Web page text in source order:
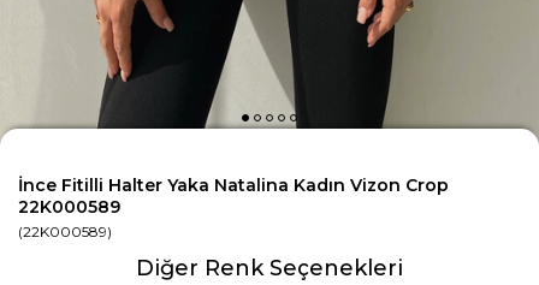
İnce Fitilli Halter Yaka Natalina Kadın Vizon Crop
22K000589
(22K000589)
Diğer Renk Seçenekleri